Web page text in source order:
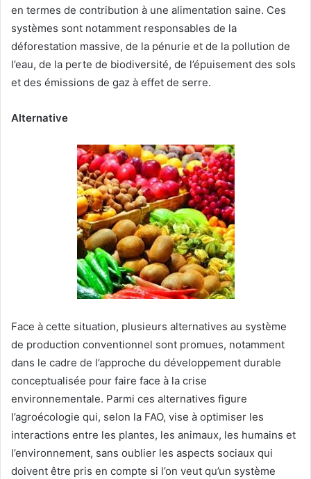
en termes de contribution à une alimentation saine. Ces
systèmes sont notamment responsables de la
déforestation massive, de la pénurie et de la pollution de
l’eau, de la perte de biodiversité, de l’épuisement des sols
et des émissions de gaz à effet de serre.
Alternative
Face à cette situation, plusieurs alternatives au système
de production conventionnel sont promues, notamment
dans le cadre de l’approche du développement durable
conceptualisée pour faire face à la crise
environnementale. Parmi ces alternatives figure
l’agroécologie qui, selon la FAO, vise à optimiser les
interactions entre les plantes, les animaux, les humains et
l’environnement, sans oublier les aspects sociaux qui
doivent être pris en compte si l’on veut qu’un système